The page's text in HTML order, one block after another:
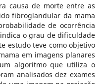
causa de morte entre as
fibroglandular da mama
de ocorrência
o grau de dificuldade
estudo teve como objetivo
em imagens planares
algoritmo que utiliza o
analisados dez exames